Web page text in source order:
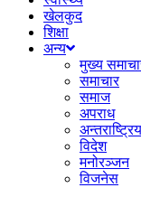
खेलकुद
शिक्षा
अन्य
मुख्य
समाचार
समाज
अपराध
अन्तराष्ट्रिय
विदेश
मनोरञ्जन
विजनेस